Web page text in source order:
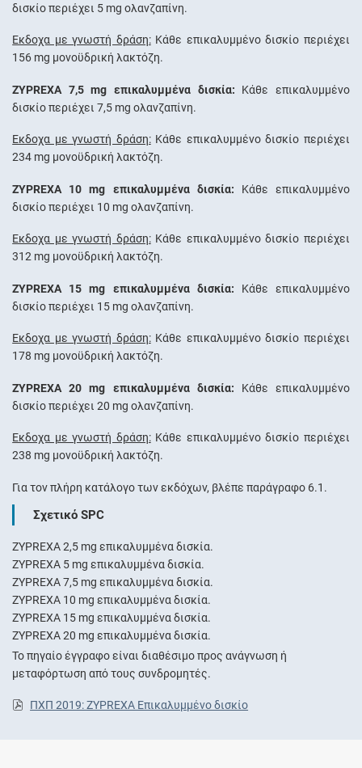
δισκίο περιέχει 5 mg ολανζαπίνη.
Έκδοχα με γνωστή δράση:Κάθε επικαλυμμένο δισκίο περιέχει
156 mg μονοϋδρική λακτόζη.
ZYPREXA 7,5 mg επικαλυμμένα δισκία: Κάθε επικαλυμμένο
δισκίο περιέχει 7,5 mg ολανζαπίνη.
Έκδοχα με γνωστή δράση:Κάθε επικαλυμμένο δισκίο περιέχει
234 mg μονοϋδρική λακτόζη.
ZYPREXA 10 mg επικαλυμμένα δισκία: Κάθε επικαλυμμένο
δισκίο περιέχει 10 mg ολανζαπίνη.
Έκδοχα με γνωστή δράση:Κάθε επικαλυμμένο δισκίο περιέχει
312 mg μονοϋδρική λακτόζη.
ZYPREXA 15 mg επικαλυμμένα δισκία: Κάθε επικαλυμμένο
δισκίο περιέχει 15 mg ολανζαπίνη.
Έκδοχα με γνωστή δράση:Κάθε επικαλυμμένο δισκίο περιέχει
178 mg μονοϋδρική λακτόζη.
ZYPREXA 20 mg επικαλυμμένα δισκία: Κάθε επικαλυμμένο
δισκίο περιέχει 20 mg ολανζαπίνη.
Έκδοχα με γνωστή δράση:Κάθε επικαλυμμένο δισκίο περιέχει
238 mg μονοϋδρική λακτόζη.
Για τον πλήρη κατάλογο των εκδόχων, βλέπε παράγραφο 6.1.
Σχετικό SPC
ZYPREXA 2,5 mg επικαλυμμένα δισκία.
ZYPREXA 5 mg επικαλυμμένα δισκία.
ZYPREXA 7,5 mg επικαλυμμένα δισκία.
ZYPREXA 10 mg επικαλυμμένα δισκία.
ZYPREXA 15 mg επικαλυμμένα δισκία.
ZYPREXA 20 mg επικαλυμμένα δισκία.
Το πηγαίο έγγραφο είναι διαθέσιμο προς ανάγνωση ή
μεταφόρτωση από τους συνδρομητές.
ΠΧΠ 2019: ZYPREXA Επικαλυμμένο δισκίο